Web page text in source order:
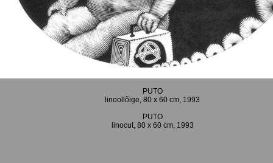
PUTO
linoollõige, 80 x 60 cm, 1993
PUTO
linocut, 80 x 60 cm, 1993